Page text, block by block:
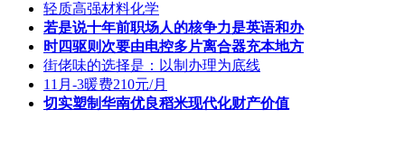
轻质高强材料化学
若是说十年前职场人的核争力是英语和办
时四驱则次要由电控多片离合器充本地方
街佬味的选择是：以制办理为底线
11月-3暖费210元/月
切实塑制华南优良稻米现代化财产价值